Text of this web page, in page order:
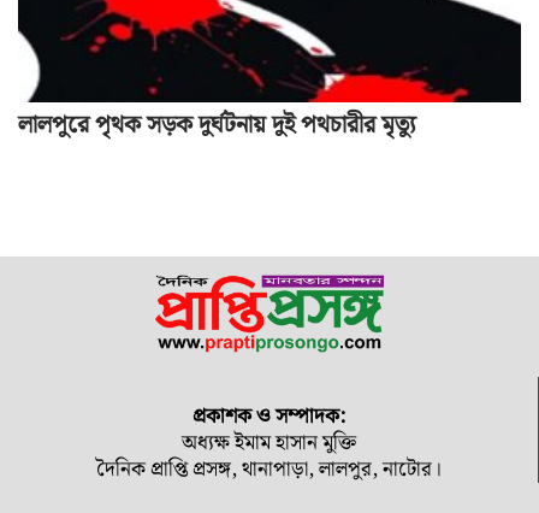
লালপুরে পৃথক সড়ক দুর্ঘটনায় দুই পথচারীর মৃত্যু
প্রকাশক ও সম্পাদক:
অধ্যক্ষ ইমাম হাসান মুক্তি
দৈনিক প্রাপ্তি প্রসঙ্গ, থানাপাড়া, লালপুর, নাটোর।